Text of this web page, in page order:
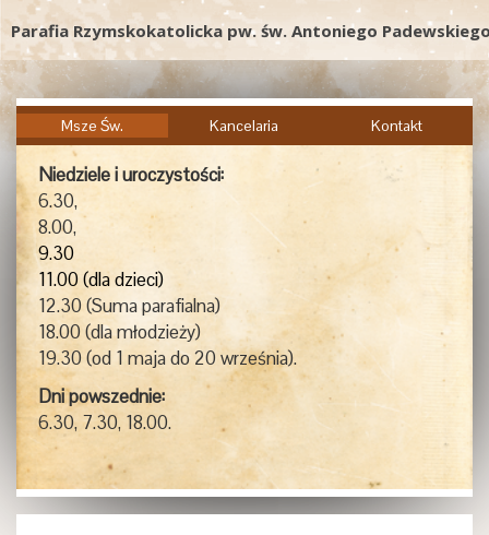
Parafia Rzymskokatolicka pw. św. Antoniego
Msze Św. Kancelaria Kontakt
Niedziele i uroczystości:
6.30,
8.00,
9.30
11.00 (dla dzieci)
12.30 (Suma parafialna)
18.00 (dla młodzieży)
19.30 (od 1 maja do 20 września).
Dni powszednie:
6.30, 7.30, 18.00.